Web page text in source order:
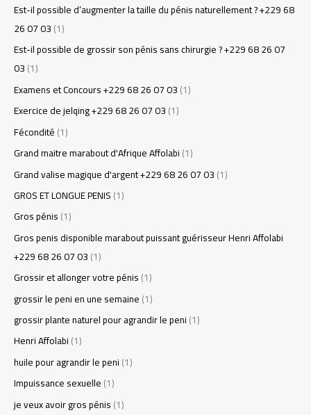
Est-il possible d’augmenter la taille du pénis naturellement ? +229 68
26 07 03(1)
Est-il possible de grossir son pénis sans chirurgie ? +229 68 26 07
03(1)
Examens et Concours +229 68 26 07 03(1)
Exercice de jelqing +229 68 26 07 03(1)
Fécondité(1)
Grand maitre marabout d'Afrique Affolabi(1)
Grand valise magique d'argent +229 68 26 07 03(1)
GROS ET LONGUE PENIS(1)
Gros pénis(1)
Gros penis disponible marabout puissant guérisseur Henri Affolabi
+229 68 26 07 03(1)
Grossir et allonger votre pénis(1)
grossir le peni en une semaine(1)
grossir plante naturel pour agrandir le peni(1)
Henri Affolabi(1)
huile pour agrandir le peni(1)
Impuissance sexuelle(1)
je veux avoir gros pénis(1)